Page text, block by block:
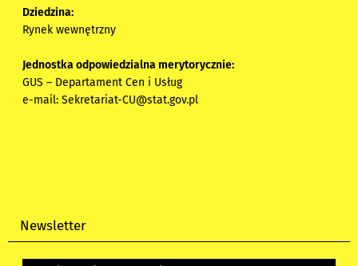
Dziedzina:
Rynek wewnętrzny
Jednostka odpowiedzialna merytorycznie:
GUS – Departament Cen i Usług
e-mail:Sekretariat-CU@stat.gov.pl
Newsletter